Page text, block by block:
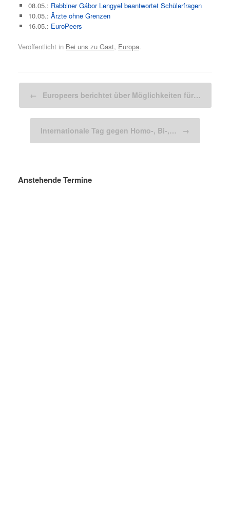
08.05.: Rabbiner Gábor Lengyel beantwortet Schülerfragen
10.05.: Ärzte ohne Grenzen
16.05.: EuroPeers
Veröffentlicht in Bei uns zu Gast, Europa.
← Europeers berichtet über Möglichkeiten für…
Internationale Tag gegen Homo-, Bi-,… →
Anstehende Termine